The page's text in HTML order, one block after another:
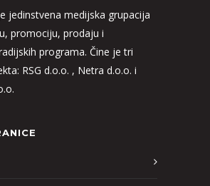
jedinstvena medijska grupacija
promociju, prodaju i
programa. Čine je tri
RSG d.o.o. , Netra d.o.o. i